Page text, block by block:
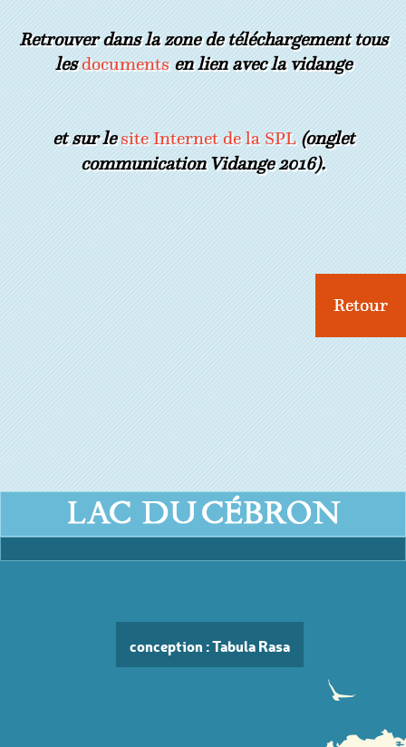
Retrouver dans la zone de téléchargement tous
lesdocumentsen lien avec la vidange
et sur lesite Internet de la SPL (onglet
communication Vidange 2016).
Retour
conception : Tabula Rasa